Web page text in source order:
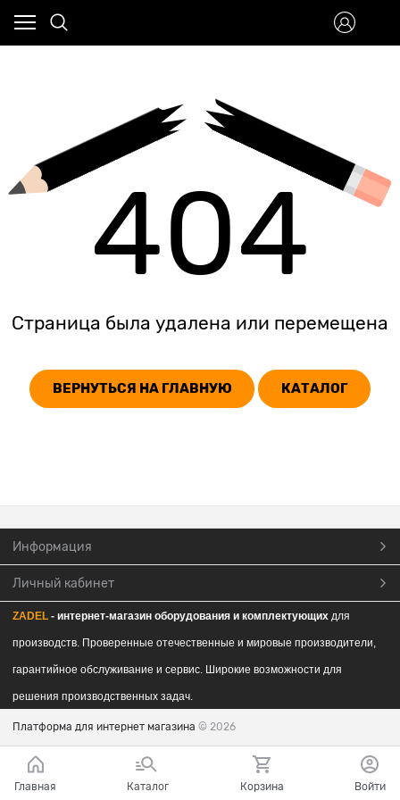
404
Страница была удалена или перемещена
ВЕРНУТЬСЯ НА ГЛАВНУЮ КАТАЛОГ
Информация
Личный кабинет
ZADEL - интернет-магазин оборудования и комплектующих для
производств. Проверенные отечественные и мировые производители,
гарантийное обслуживание и сервис. Широкие возможности для
решения производственных задач.
Платформа для интернет магазина © 2026
Главная Каталог Корзина Войти